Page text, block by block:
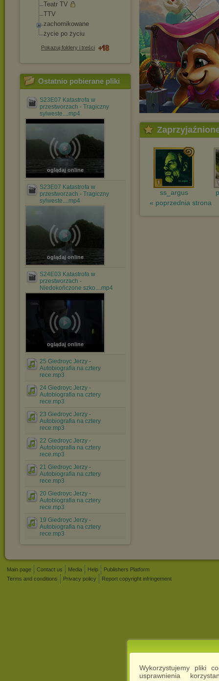
Wykorzystujemy pliki
usprawnienia
Teatr TV
TTV
zachomikowane
życie po życiu
Pokazuj foldery i treści
Ostatnio pobierane pliki
S23E07 Katastrofa w
przestworzach - Tragiczny
sylweste....mp4
oglądaj online
S23E07 Katastrofa w
przestworzach - Tragiczny
sylweste....mp4
oglądaj online
S24E03 Katastrofa w
przestworzach -
Niedokończone szko....mp4
oglądaj online
25 Giedroyc Jerzy -
Autobiografia na cztery
rece.mp3
24 Giedroyc Jerzy -
Autobiografia na cztery
rece.mp3
23 Giedroyc Jerzy -
Autobiografia na cztery
rece.mp3
22 Giedroyc Jerzy -
Autobiografia na cztery
rece.mp3
21 Giedroyc Jerzy -
Autobiografia na cztery
rece.mp3
20 Giedroyc Jerzy -
Autobiografia na cztery
rece.mp3
19 Giedroyc Jerzy -
Autobiografia na cztery
rece.mp3
ss_argus
« poprzednia strona
Main page Contact us Media Help
Publishers Platform
Terms and conditions
Privacy policy Report copyright infringement